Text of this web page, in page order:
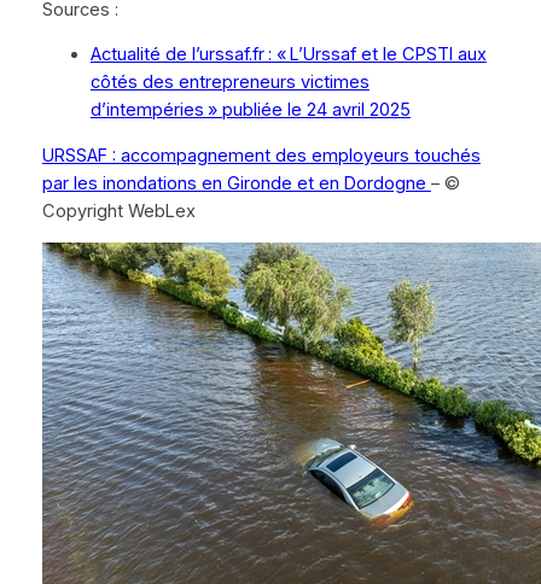
Sources :
Actualité de l’urssaf.fr : « L’Urssaf et le CPSTI aux
côtés des entrepreneurs victimes
d’intempéries » publiée le 24 avril 2025
URSSAF : accompagnement des employeurs touchés
par les inondations en Gironde et en Dordogne – ©
Copyright WebLex